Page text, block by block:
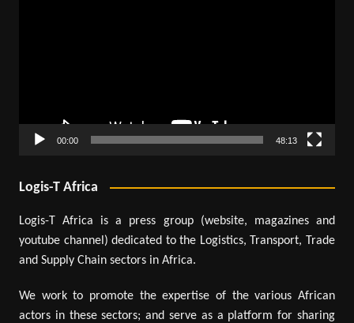
00:00 48:13
Logis-T Africa
Logis-T Africa is a press group (website, magazines and
youtube channel) dedicated to the Logistics, Transport, Trade
and Supply Chain sectors in Africa.
We work to promote the expertise of the various African
actors in these sectors; and serve as a platform for sharing